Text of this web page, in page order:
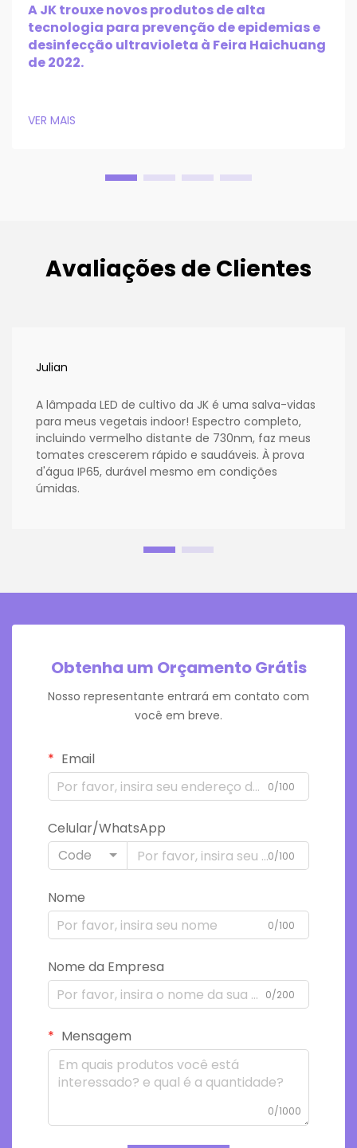
A JK trouxe novos produtos de alta
tecnologia para prevenção de epidemias e
desinfecção ultravioleta à Feira Haichuang
de 2022.
VER MAIS
Avaliações de Clientes
Julian
A lâmpada LED de cultivo da JK é uma salva-vidas
para meus vegetais indoor! Espectro completo,
incluindo vermelho distante de 730nm, faz meus
tomates crescerem rápido e saudáveis. À prova
d'água IP65, durável mesmo em condições
úmidas.
Obtenha um Orçamento Grátis
Nosso representante entrará em contato com
você em breve.
Email
0/100
Celular/WhatsApp
Code
0/100
Nome
0/100
Nome da Empresa
0/200
Mensagem
0/1000